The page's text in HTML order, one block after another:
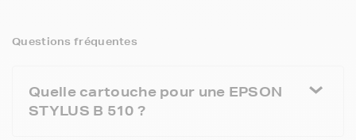
Questions fréquentes
Quelle cartouche pour une EPSON
STYLUS B 510 ?